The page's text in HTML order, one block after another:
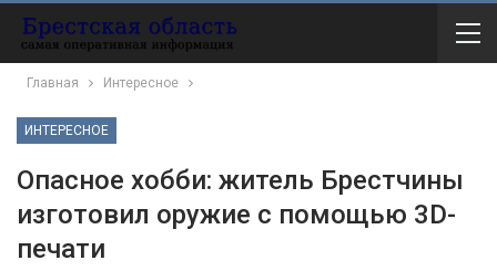
Главная Интересное
ИНТЕРЕСНОЕ
Опасное хобби: житель Брестчины
изготовил оружие с помощью 3D-
печати